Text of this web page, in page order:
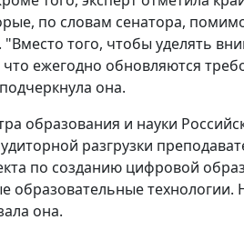
по словам сенатора,
"Вместо того, чтобы уделять
ежегодно обновляются
она.
образования и науки
разгрузки
по созданию цифровой
образовательные технологии.
она.